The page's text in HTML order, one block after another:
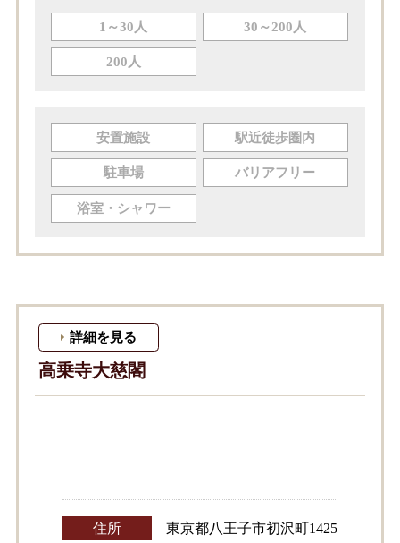
1～30人 30～200人
200人
安置施設 駅近徒歩圏内
駐車場 バリアフリー
浴室・シャワー
高乗寺大慈閣
詳細を見る
住所 東京都八王子市初沢町1425